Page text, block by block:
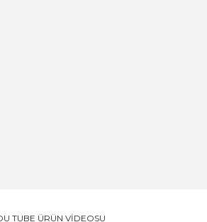
TUBE ÜRÜN VİDEOSU